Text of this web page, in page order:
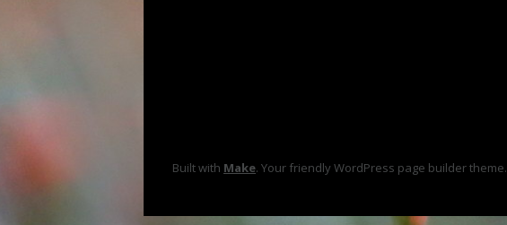
Built with Make. Your friendly WordPress page builder theme.